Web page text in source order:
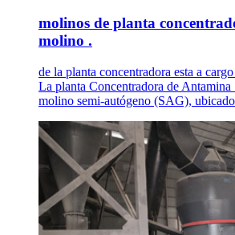
molinos de planta
molino .
de la planta concentradora esta a
La planta Concentradora de Antamina
molino semi-autógeno (SAG),